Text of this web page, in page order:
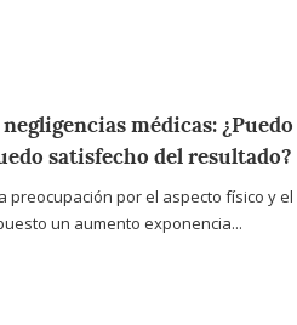
médicas: ¿Puedo
satisfecho del resultado?
preocupación por el aspecto físico y
un aumento exponencia...